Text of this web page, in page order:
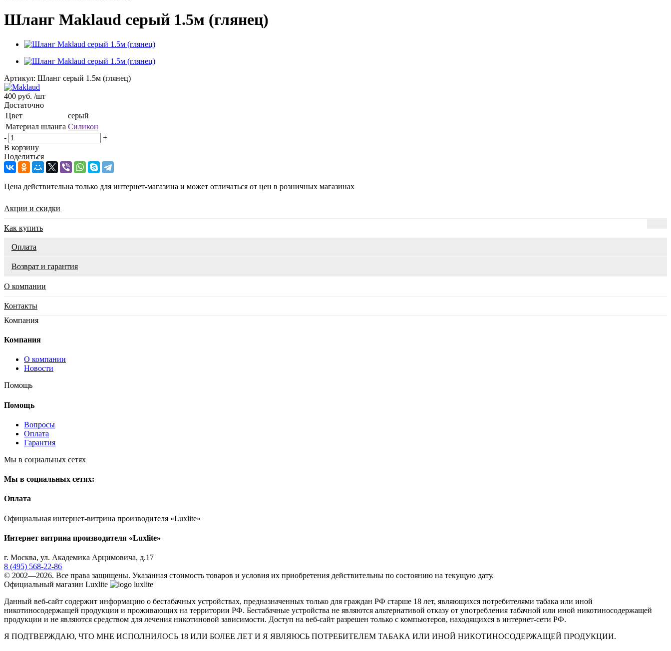
Шланг Maklaud серый 1.5м (глянец)
Артикул: Шланг серый 1.5м (глянец)
400 руб. /шт
Достаточно
Цвет
серый
Материал шланга Силикон
-
+
В корзину
Поделиться
Цена действительна только для интернет-магазина и может отличаться от цен в розничных магазинах
Акции и скидки
Как купить
Оплата
Возврат и гарантия
О компании
Контакты
Компания
Компания
О компании
Новости
Помощь
Помощь
Вопросы
Оплата
Гарантия
Мы в социальных сетях
Мы в социальных сетях:
Оплата
Официальная интернет-витрина производителя «Luxlite»
Интернет витрина производителя «Luxlite»
г. Москва, ул. Академика Арцимовича, д.17
8 (495) 568-22-86
© 2002—2026. Все права защищены. Указанная стоимость товаров и условия их приобретения действительны по состоянию на текущую дату.
Официальный магазин Luxlite
Данный веб-сайт содержит информацию о бестабачных устройствах, предназначенных только для граждан РФ старше 18 лет, являющихся потребителями табака или иной
никотиносодержащей продукции и проживающих на территории РФ. Бестабачные устройства не являются альтернативой отказу от употребления табачной или иной никотиносодержащей
продукции и не являются средством для лечения никотиновой зависимости. Доступ на веб-сайт разрешен только с компьютеров, находящихся в интернет-сети РФ.
Я ПОДТВЕРЖДАЮ, ЧТО МНЕ ИСПОЛНИЛОСЬ 18 ИЛИ БОЛЕЕ ЛЕТ И Я ЯВЛЯЮСЬ ПОТРЕБИТЕЛЕМ ТАБАКА ИЛИ ИНОЙ НИКОТИНОСОДЕРЖАЩЕЙ ПРОДУКЦИИ.